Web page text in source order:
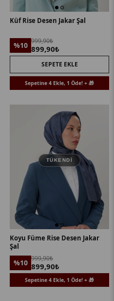
Küf Rise Desen Jakar Şal
%10 999,90₺
899,90₺
SEPETE EKLE
Sepetine 4 Ekle, 1 Öde! + 🎁
TÜKENDI
Koyu Füme Rise Desen Jakar
Şal
%10 999,90₺
899,90₺
Sepetine 4 Ekle, 1 Öde! + 🎁